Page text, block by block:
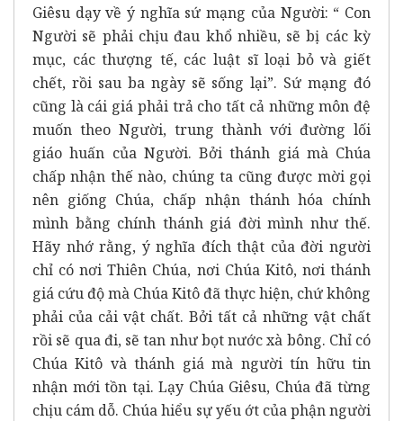
Giêsu dạy về ý nghĩa sứ mạng của Người: “ Con
Người sẽ phải chịu đau khổ nhiều, sẽ bị các kỳ
mục, các thượng tế, các luật sĩ loại bỏ và giết
chết, rồi sau ba ngày sẽ sống lại”. Sứ mạng đó
cũng là cái giá phải trả cho tất cả những môn đệ
muốn theo Người, trung thành với đường lối
giáo huấn của Người. Bởi thánh giá mà Chúa
chấp nhận thế nào, chúng ta cũng được mời gọi
nên giống Chúa, chấp nhận thánh hóa chính
mình bằng chính thánh giá đời mình như thế.
Hãy nhớ rằng, ý nghĩa đích thật của đời người
chỉ có nơi Thiên Chúa, nơi Chúa Kitô, nơi thánh
giá cứu độ mà Chúa Kitô đã thực hiện, chứ không
phải của cải vật chất. Bởi tất cả những vật chất
rồi sẽ qua đi, sẽ tan như bọt nước xà bông. Chỉ có
Chúa Kitô và thánh giá mà người tín hữu tin
nhận mới tồn tại.Lạy Chúa Giêsu, Chúa đã từng
chịu cám dỗ. Chúa hiểu sự yếu ớt của phận người